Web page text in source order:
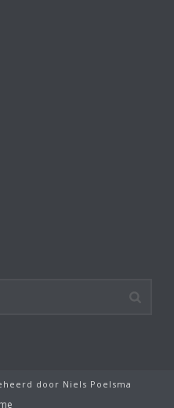
door Niels Poelsma